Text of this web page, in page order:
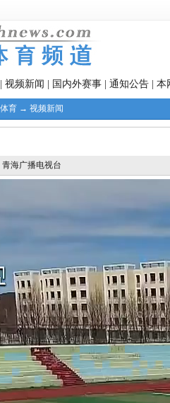
视频新闻 国内外赛事 通知公告 本
育 → 视频新闻
青海广播电视台